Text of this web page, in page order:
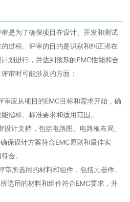
是为了确保项目在设计、开发和测试
过程。评审的目的是识别和纠正潜在
划进行，并达到预期的EMC性能和合
审时可能涉及的方面：
审应从项目的EMC目标和需求开始，确
指标、标准要求和适用范围。
设计文档，包括电路图、电路板布局、
保设计方案符合EMC原则和最佳实
合。
审所选用的材料和组件，包括元器件、
选用的材料和组件符合EMC要求，并